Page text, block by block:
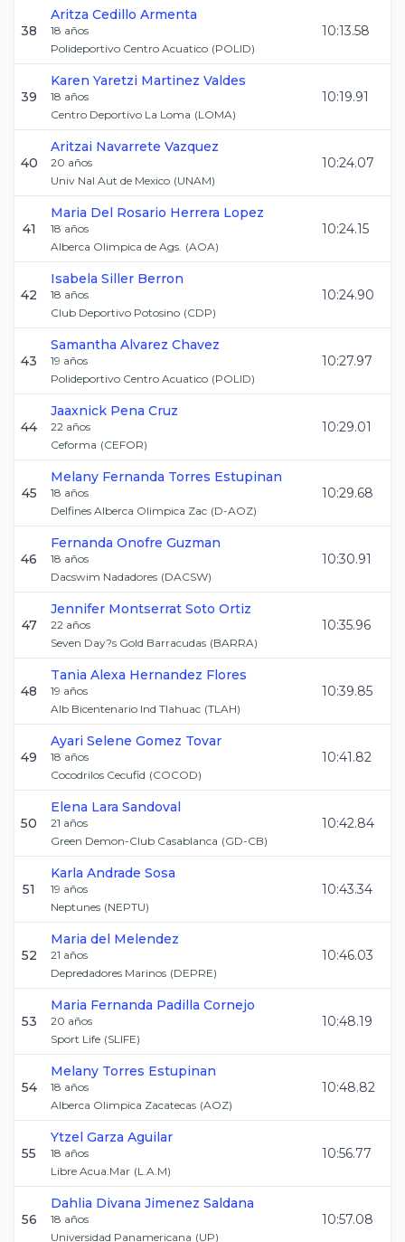
38
Aritza Cedillo Armenta
18 años
Polideportivo Centro Acuatico (POLID)
10:13.58
39
Karen Yaretzi Martinez Valdes
18 años
Centro Deportivo La Loma (LOMA)
10:19.91
40
Aritzai Navarrete Vazquez
20 años
Univ Nal Aut de Mexico (UNAM)
10:24.07
41
Maria Del Rosario Herrera Lopez
18 años
Alberca Olimpica de Ags. (AOA)
10:24.15
42
Isabela Siller Berron
18 años
Club Deportivo Potosino (CDP)
10:24.90
43
Samantha Alvarez Chavez
19 años
Polideportivo Centro Acuatico (POLID)
10:27.97
44
Jaaxnick Pena Cruz
22 años
Ceforma (CEFOR)
10:29.01
45
Melany Fernanda Torres Estupinan
18 años
Delfines Alberca Olimpica Zac (D-AOZ)
10:29.68
46
Fernanda Onofre Guzman
18 años
Dacswim Nadadores (DACSW)
10:30.91
47
Jennifer Montserrat Soto Ortiz
22 años
Seven Day?s Gold Barracudas (BARRA)
10:35.96
48
Tania Alexa Hernandez Flores
19 años
Alb Bicentenario Ind Tlahuac (TLAH)
10:39.85
49
Ayari Selene Gomez Tovar
18 años
Cocodrilos Cecufid (COCOD)
10:41.82
50
Elena Lara Sandoval
21 años
Green Demon-Club Casablanca (GD-CB)
10:42.84
51
Karla Andrade Sosa
19 años
Neptunes (NEPTU)
10:43.34
52
Maria del Melendez
21 años
Depredadores Marinos (DEPRE)
10:46.03
53
Maria Fernanda Padilla Cornejo
20 años
Sport Life (SLIFE)
10:48.19
54
Melany Torres Estupinan
18 años
Alberca Olimpica Zacatecas (AOZ)
10:48.82
55
Ytzel Garza Aguilar
18 años
Libre Acua.Mar (L.A.M)
10:56.77
56
Dahlia Divana Jimenez Saldana
18 años
Universidad Panamericana (UP)
10:57.08